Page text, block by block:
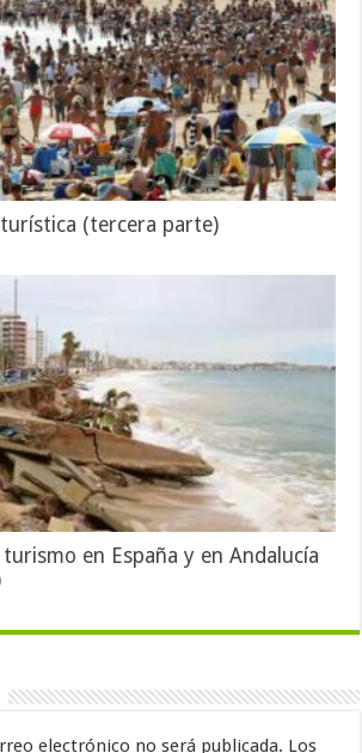
(tercera parte)
en España y en Andalucía
electrónico no será publicada. Los